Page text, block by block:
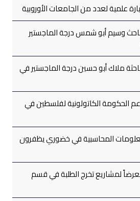
علمية لعدد من الجامعات الأوروبية
وسيم أبو شمس درجة الماجستير
ملاك أبو حسين درجة الماجستير في
الحكومة الكاتولونية لفلسطين في
المحاسبية في خضوري يظفرون
لمشاريع تخرج الطلبة في قسم